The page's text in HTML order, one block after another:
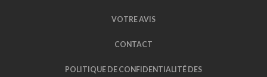
VOTRE AVIS
CONTACT
POLITIQUE DE CONFIDENTIALITÉ DES